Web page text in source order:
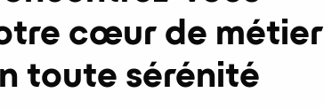
cœur de métier
toute sérénité